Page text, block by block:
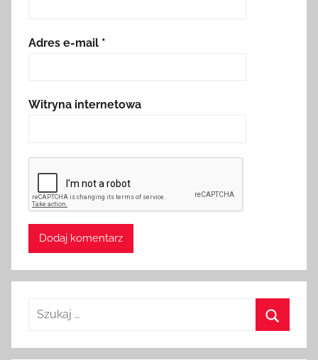
Adres e-mail *
Witryna internetowa